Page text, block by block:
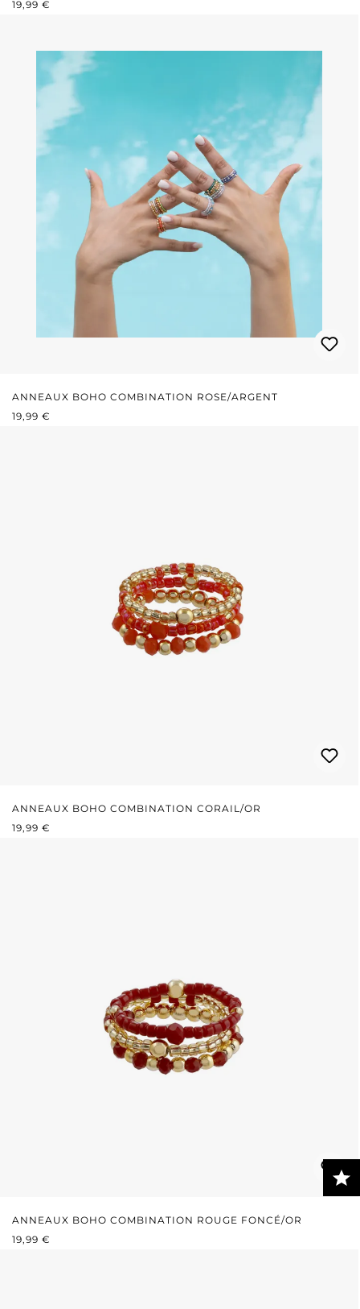
19,99 €
ANNEAUX BOHO COMBINATION ROSE/ARGENT
PRIX RÉGULIER :
19,99 €
ANNEAUX BOHO COMBINATION CORAIL/OR
PRIX RÉGULIER :
19,99 €
ANNEAUX BOHO COMBINATION ROUGE FONCÉ/OR
PRIX RÉGULIER :
19,99 €